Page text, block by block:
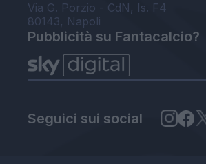
Via G. Porzio - CdN, Is. F4
80143, Napoli
Pubblicità su Fantacalcio?
Seguici sui social